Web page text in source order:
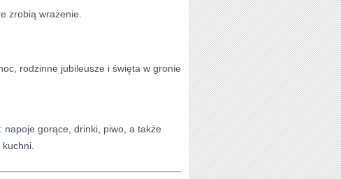
zrobią wrażenie.
rodzinne jubileusze i święta w gronie
gorące, drinki, piwo, a także